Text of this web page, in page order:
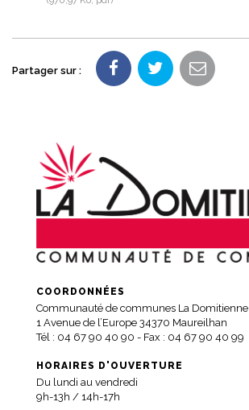
Partager sur :
COORDONNÉES
Communauté de communes La Domitienne
1 Avenue de l’Europe 34370 Maureilhan
Tél : 04 67 90 40 90 - Fax : 04 67 90 40 99
HORAIRES D'OUVERTURE
Du lundi au vendredi
9h-13h / 14h-17h